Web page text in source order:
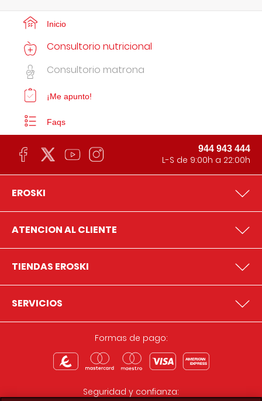
Inicio
Consultorio nutricional
Consultorio matrona
¡Me apunto!
Faqs
944 943 444
L-S de 9:00h a 22:00h
EROSKI
ATENCION AL CLIENTE
TIENDAS EROSKI
SERVICIOS
Formas de pago:
Seguridad y confianza: